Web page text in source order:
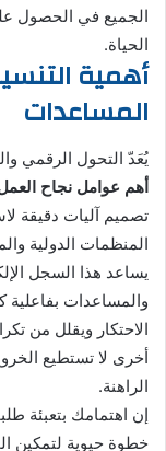
الجميع في الحصول
الحياة.
أهمية
المساعدات
يُعَدّ التحول الرقمي
أهم عوامل نجاح العمل
تصميم آليات دقيقة
المنظمات الدولية
يساعد هذا السجل
والمساعدات بفاعلية
الاحتكار ويقلل من
أخرى لا تستطيع
الراهنة.
إن اهتمامك بتعبئة
خطوة حيوية لتمكين